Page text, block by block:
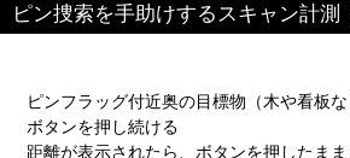
ピン捜索を手助けするスキャン計測